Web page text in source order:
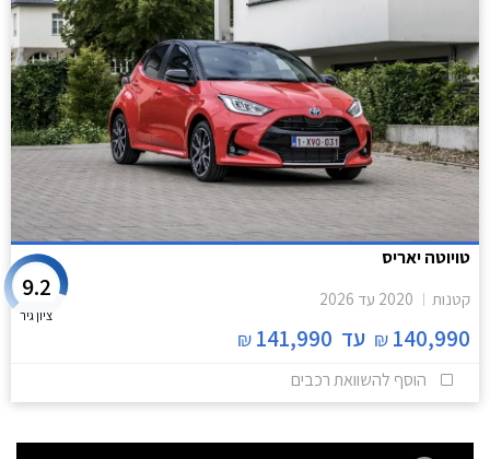
טויוטה יאריס
קטנות 2020 עד 2026
140,990
₪ עד 141,990
₪
9.2
ציון גיר
הוסף להשוואת רכבים